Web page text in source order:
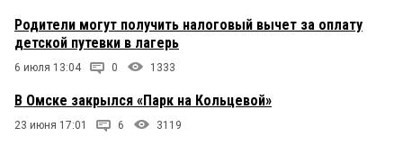
Родители могут получить налоговый вычет за оплату
детской путевки в лагерь
6 июля 13:04 0 1333
В Омске закрылся «Парк на Кольцевой»
23 июня 17:01 6 3119